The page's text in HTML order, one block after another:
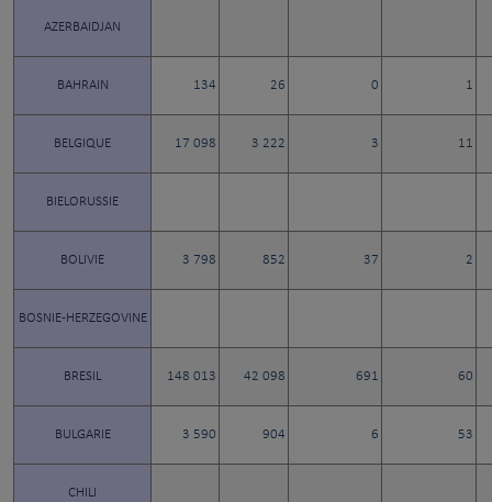
AZERBAIDJAN
BAHRAIN 134 26 0 1
BELGIQUE 17 098 3 222 3 11
BIELORUSSIE
BOLIVIE 3 798 852 37 2
BOSNIE-HERZEGOVINE
BRESIL 148 013 42 098 691 60
BULGARIE 3 590 904 6 53
CHILI